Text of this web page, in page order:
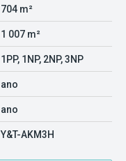
704 m²
1 007 m²
1PP, 1NP, 2NP, 3NP
ano
ano
Y&T-AKM3H